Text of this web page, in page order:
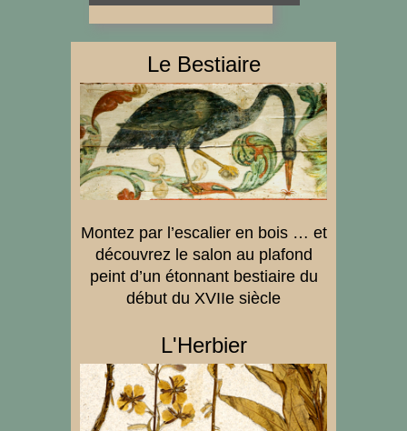
Le Bestiaire
Montez par l’escalier en bois … et
découvrez le salon au plafond
peint d’un étonnant bestiaire du
début du XVIIe siècle
L'Herbier